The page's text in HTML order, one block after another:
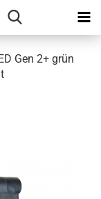
Gen 2+ grün